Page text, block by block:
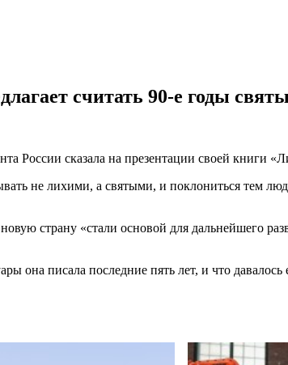
считать 90-е годы
России сказала на презентации своей книги
не лихими, а святыми, и поклониться тем
страну «стали основой для дальнейшего
она писала последние пять лет, и что